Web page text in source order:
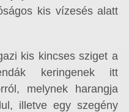
kis vízesés alatt
kis kincses sziget a
keringenek itt
melynek harangja
illetve egy szegény